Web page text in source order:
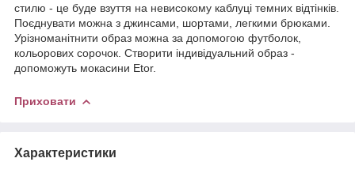
стилю - це буде взуття на невисокому каблуці темних відтінків.
Поєднувати можна з джинсами, шортами, легкими брюками.
Урізноманітнити образ можна за допомогою футболок,
кольорових сорочок. Створити індивідуальний образ -
допоможуть мокасини Etor.
Приховати
Характеристики